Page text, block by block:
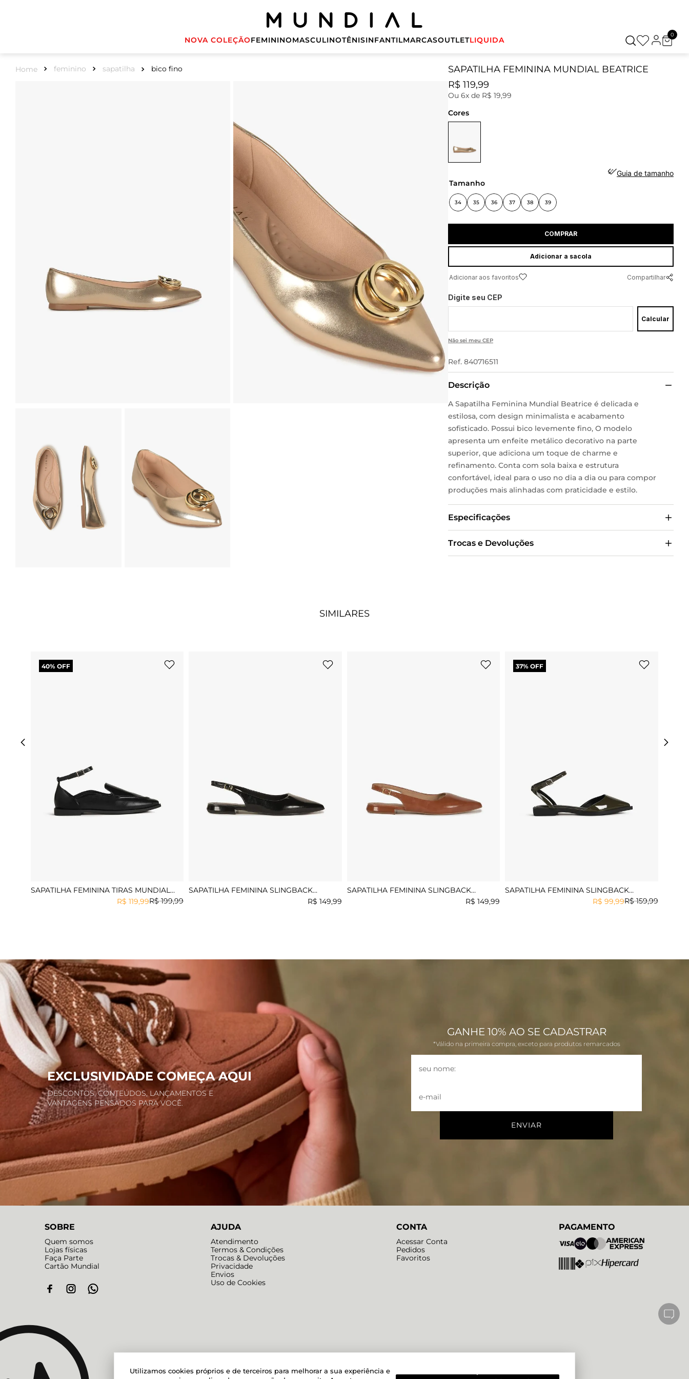
Utilizamos cookies próprios e de terceiros para melhorar a sua experiência e
NOVA COLEÇÃOFEMININOMASCULINOTÊNISINFANTILMARCASOUTLETLIQUIDA
0
feminino sapatilha bico fino
SAPATILHA FEMININA MUNDIAL BEATRICE
R$ 119,99
Ou 6x de R$ 19,99
Cores
Guia de tamanho
tamanho
34 35 36 37 38 39
COMPRAR
adicionar a sacola
Compartilhar
Digite seu CEP
Calcular
Não sei meu CEP
Ref. 840716511
Descrição
A Sapatilha Feminina Mundial Beatrice é delicada e
estilosa, com design minimalista e acabamento
sofisticado. Possui bico levemente fino, O modelo
apresenta um enfeite metálico decorativo na parte
superior, que adiciona um toque de charme e
refinamento. Conta com sola baixa e estrutura
confortável, ideal para o uso no dia a dia ou para compor
produções mais alinhadas com praticidade e estilo.
Especificações
Trocas e Devoluções
SIMILARES
40% OFF
SAPATILHA FEMININA TIRAS MUNDIAL
R$ 199,99
R$ 119,99
SAPATILHA FEMININA SLINGBACK
R$ 149,99
SAPATILHA FEMININA SLINGBACK
R$ 149,99
37% OFF
SAPATILHA FEMININA SLINGBACK
R$ 159,99
R$ 99,99
EXCLUSIVIDADE COMEÇA AQUI
DESCONTOS, CONTEÚDOS, LANÇAMENTOS E
VANTAGENS PENSADOS PARA VOCÊ.
GANHE 10% AO SE CADASTRAR
*Válido na primeira compra, exceto para produtos remarcados
SOBRE
Quem somos
Lojas físicas
Faça Parte
Cartão Mundial
AJUDA
Atendimento
Termos & Condições
Trocas & Devoluções
Privacidade
Envios
Uso de Cookies
CONTA
Acessar Conta
Pedidos
Favoritos
PAGAMENTO
Powered byDeveloped by